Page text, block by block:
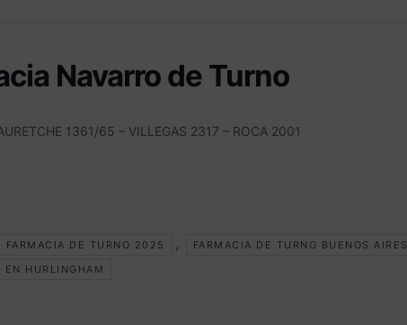
Navarro de Turno
1361/65 – VILLEGAS 2317 – ROCA 2001
FARMACIA DE TURNO 2025 , FARMACIA DE TURNO BUENOS AIRES
EN HURLINGHAM